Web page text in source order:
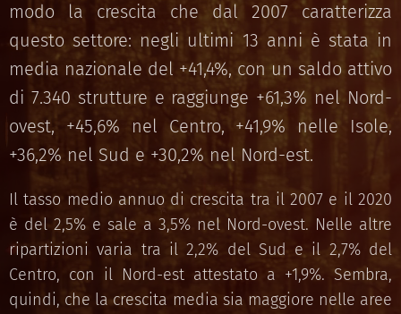
modo la crescita che dal 2007 caratterizza
questo settore: negli ultimi 13 anni è stata in
media nazionale del +41,4%, con un saldo attivo
di 7.340 strutture e raggiunge +61,3% nel Nord-
ovest, +45,6% nel Centro, +41,9% nelle Isole,
+36,2% nel Sud e +30,2% nel Nord-est.
Il tasso medio annuo di crescita tra il 2007 e il 2020
è del 2,5% e sale a 3,5% nel Nord-ovest. Nelle altre
ripartizioni varia tra il 2,2% del Sud e il 2,7% del
Centro, con il Nord-est attestato a +1,9%. Sembra,
quindi, che la crescita media sia maggiore nelle aree